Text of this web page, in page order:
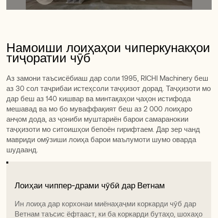
Намоиши лоиҳаҳои чиперкунакҳои
тиҷоратии чӯб
Аз замони таъсисёбиаш дар соли 1995, RICHI Machinery беш
аз 30 сол таҷрибаи истеҳсоли таҷҳизот дорад. Таҷҳизоти мо
дар беш аз 140 кишвар ва минтақаҳои ҷаҳон истифода
мешавад ва мо бо муваффақият беш аз 2 000 лоиҳаро
анҷом дода, аз ҷониби муштариён барои самаранокии
таҷҳизоти мо ситоишҳои бепоён гирифтаем. Дар зер чанд
мавриди омӯзиши лоиҳа барои маълумоти шумо оварда
шудаанд.
Лоиҳаҳои Чиппер Барои Паллетҳои Чӯбии
Ин лоиҳа аз ҷониби як ширкати бузурги коркарди
Лоиҳаи чиппер-драми чӯбӣ дар Ветнам
Ин лоиҳа дар корхонаи миёнаҳаҷми коркарди чӯб дар
Ветнам таъсис ёфтааст, ки ба коркарди бутаҳо, шохаҳо
Лоиҳаҳои Чиппер Барои Паллетҳои Чӯбии
Ин лоиҳа аз ҷониби як ширкати бузурги коркарди
Лоиҳаи чиппер-драми чӯбӣ дар Ветнам
Ин лоиҳа дар корхонаи миёнаҳаҷми коркарди чӯб дар
Ветнам таъсис ёфтааст, ки ба коркарди бутаҳо, шохаҳо